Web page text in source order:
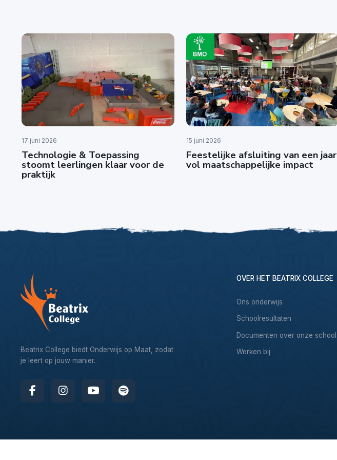
17 juni 2026
Technologie & Toepassing
stoomt leerlingen klaar voor de
praktijk
15 juni 2026
Feestelijke afsluiting van een jaar
vol maatschappelijke impact
Beatrix College biedt Onderwijs op Maat, zodat
je leert op jouw manier.
OVER HET BEATRIX COLLEGE
Ons onderwijs
Schoolresultaten
Documenten over onze school
Werken bij